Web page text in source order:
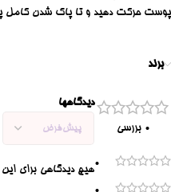
پوست حرکت دهید و تا پاک شدن کامل
برند
0 بررسی
0
دیدگاهها
هیچ دیدگاهی برای